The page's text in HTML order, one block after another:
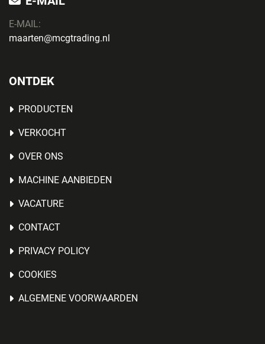
E-MAIL:
maarten@mcgtrading.nl
ONTDEK
PRODUCTEN
VERKOCHT
OVER ONS
MACHINE AANBIEDEN
VACATURE
CONTACT
PRIVACY POLICY
COOKIES
ALGEMENE VOORWAARDEN